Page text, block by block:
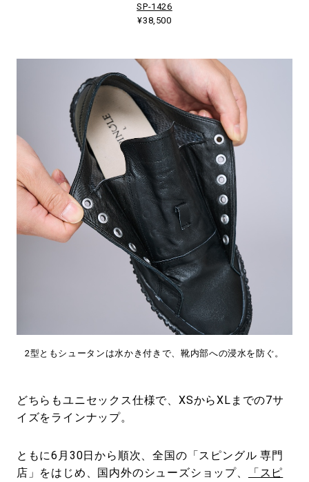
SP-1426
¥38,500
2型ともシュータンは水かき付きで、靴内部への浸水を防ぐ。
どちらもユニセックス仕様で、XSからXLまでの7サ
イズをラインナップ。
ともに6月30日から順次、全国の「スピングル 専門
店」をはじめ、国内外のシューズショップ、
「スピ